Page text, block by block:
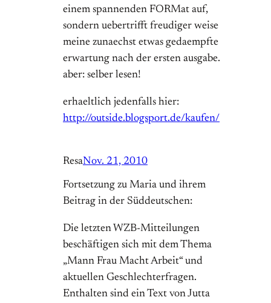
einem spannenden FORMat auf,
sondern uebertrifft freudiger weise
meine zunaechst etwas gedaempfte
erwartung nach der ersten ausgabe.
aber: selber lesen!
erhaeltlich jedenfalls hier:
http://outside.blogsport.de/kaufen/
ResaNov. 21, 2010
Fortsetzung zu Maria und ihrem
Beitrag in der Süddeutschen:
Die letzten WZB-Mitteilungen
beschäftigen sich mit dem Thema
„Mann Frau Macht Arbeit“ und
aktuellen Geschlechterfragen.
Enthalten sind ein Text von Jutta